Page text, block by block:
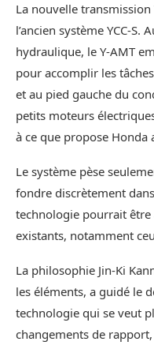
La nouvelle transmission
l’ancien système YCC-S.
hydraulique, le Y-AMT
pour accomplir les
et au pied gauche du
petits moteurs
à ce que propose Honda
Le système pèse
fondre discrètement
technologie pourrait
existants, notamment
La philosophie Jin-Ki
les éléments, a guidé le
technologie qui se veut
changements de